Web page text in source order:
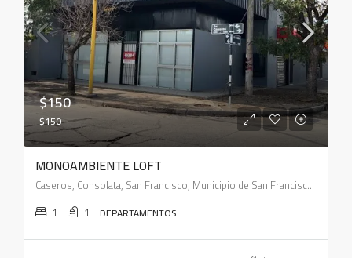
$150
$150
MONOAMBIENTE LOFT
Caseros, Consolata, San Francisco, Municipio de San Francisco, Pedanía Juárez Celman, Departamento San Justo, Córdoba, X2400, Argentina
1 1 DEPARTAMENTOS